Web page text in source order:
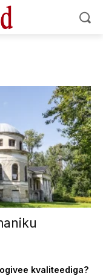
kvaliteediga?